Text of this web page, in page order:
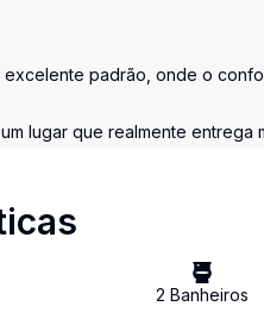
excelente padrão, onde o
lugar que realmente entrega
2 Banheiros